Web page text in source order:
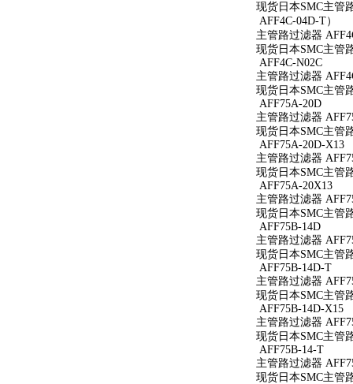
现货日本SMC主管
AFF4C-04D-T）
主管路过滤器
现货日本SMC主管
AFF4C-N02C
主管路过滤器
现货日本SMC主管
AFF75A-20D
主管路过滤器
现货日本SMC主管
AFF75A-20D-X13
主管路过滤器
现货日本SMC主管
AFF75A-20X13
主管路过滤器
现货日本SMC主管
AFF75B-14D
主管路过滤器
现货日本SMC主管
AFF75B-14D-T
主管路过滤器
现货日本SMC主管
AFF75B-14D-X15
主管路过滤器
现货日本SMC主管
AFF75B-14-T
主管路过滤器
现货日本SMC主管